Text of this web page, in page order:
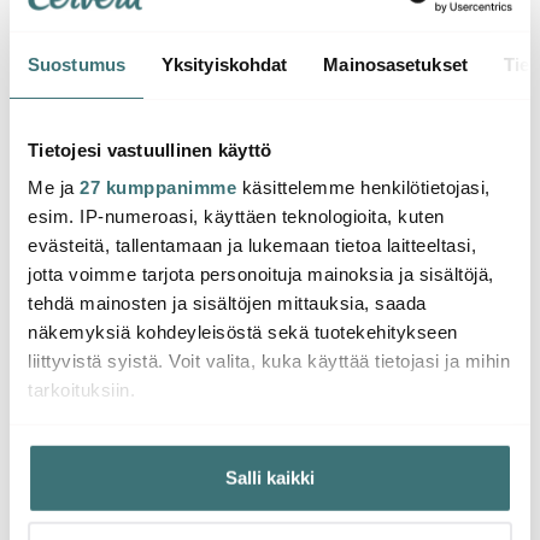
Suostumus Yksityiskohdat Mainosasetukset
Tietojesi vastuullinen käyttö
Me ja 27 kumppanimme käsittelemme henkilötietojasi,
esim. IP-numeroasi, käyttäen teknologioita, kuten
evästeitä, tallentamaan ja lukemaan tietoa laitteeltasi,
jotta voimme tarjota personoituja mainoksia ja sisältöjä,
tehdä mainosten ja sisältöjen mittauksia, saada
näkemyksiä kohdeyleisöstä sekä tuotekehitykseen
liittyvistä syistä. Voit valita, kuka käyttää tietojasi ja mihin
tarkoituksiin.
Jos sallit, haluamme myös tehdä seuraavia:
Kerätä tietoja maantieteellisestä sijainnistasi,
mahdollisesti muutaman metrin tarkkuudella
Salli kaikki
19.50 € 39.00 €
Loppuunmyyty
verkkosivulla
kpl
19.90 € 39.01 €
Saatavilla
Saatat pitää myös näistä